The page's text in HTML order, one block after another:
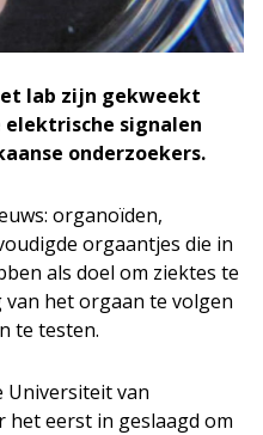
lab zijn gekweekt
elektrische signalen
onderzoekers.
organoïden,
orgaantjes die in
als doel om ziektes te
het orgaan te volgen
te testen.
Universiteit van
het eerst in geslaagd om